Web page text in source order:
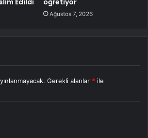
Edildi öğretiyor
Ağustos 7, 2026
Gerekli alanlar * ile